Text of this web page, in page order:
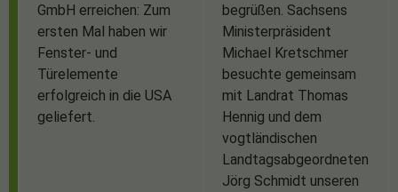
GmbH erreichen: Zum
ersten Mal haben wir
Fenster- und
Türelemente
erfolgreich in die USA
geliefert.
begrüßen. Sachsens
Ministerpräsident
Michael Kretschmer
besuchte gemeinsam
mit Landrat Thomas
Hennig und dem
vogtländischen
Landtagsabgeordneten
Jörg Schmidt unseren